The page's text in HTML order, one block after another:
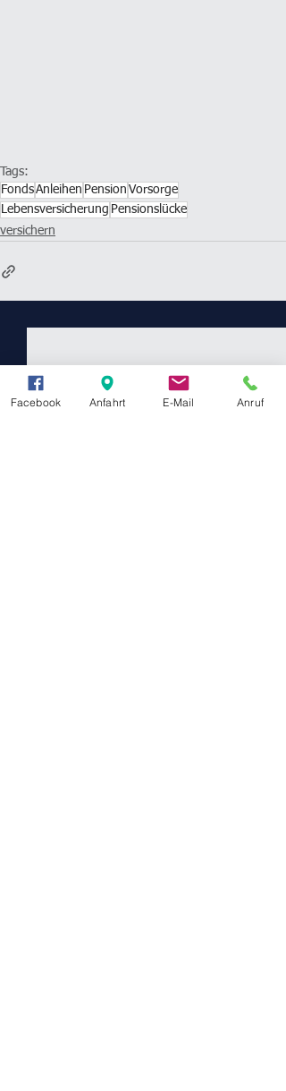
Tags:
FondsAnleihen Pension Vorsorge
Lebensversicherung Pensionslücke
versichern
Facebook Anfahrt E-Mail Anruf